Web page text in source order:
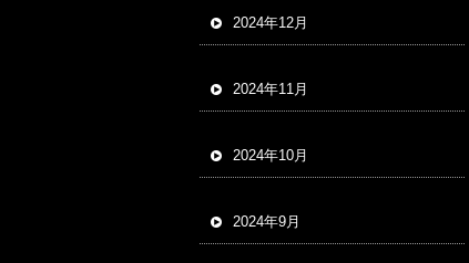
2024年12月
2024年11月
2024年10月
2024年9月